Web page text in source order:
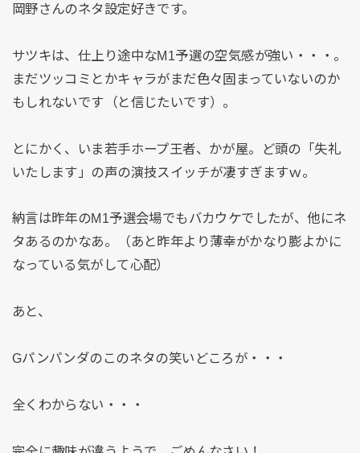
岡野さんのネタ設定好きです。
サツキは、仕上り途中なM1予選の空気感が強い・・・。
まだツッコミとかキャラがまだ色々固まっていないのか
もしれないです（と信じたいです）。
とにかく、いま若手ホープ王者、かが屋。ど頭の「失礼
いたします」の声の演技スイッチが凄すぎますｗ。
納言は昨年のM1予選会場でもバカウケでしたが、他にネ
タあるのかなあ。（あと昨年より薄幸がかなり膨よかに
なっている気がして心配）
あと、
Gパンパンダのこのネタの笑いどころが・・・
全くわからない・・・